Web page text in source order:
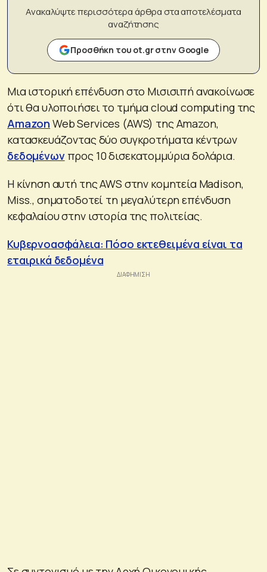
Ανακαλύψτε περισσότερα άρθρα στα αποτελέσματα
αναζήτησης
Προσθήκη του ot.gr στην Google
Μια ιστορική επένδυση στο Μισισιπή ανακοίνωσε
ότι θα υλοποιήσει το τμήμα cloud computing της
Amazon Web Services (AWS) της Amazon,
κατασκευάζοντας δύο συγκροτήματα κέντρων
δεδομένωνπρος 10 δισεκατομμύρια δολάρια.
Η κίνηση αυτή της AWS στην κομητεία Madison,
Miss., σηματοδοτεί τη μεγαλύτερη επένδυση
κεφαλαίου στην ιστορία της πολιτείας.
Κυβερνοασφάλεια: Πόσο εκτεθειμένα είναι τα
εταιρικά δεδομένα